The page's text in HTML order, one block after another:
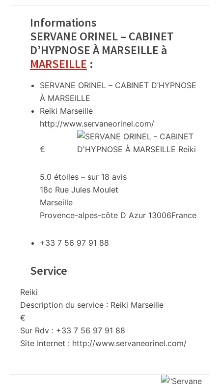
Informations
SERVANE ORINEL – CABINET
D’HYPNOSE À MARSEILLE à
MARSEILLE :
SERVANE ORINEL – CABINET D’HYPNOSE
À MARSEILLE
Reiki Marseille
http://www.servaneorinel.com/
€
5.0 étoiles – sur 18 avis
18c Rue Jules Moulet
Marseille
Provence-alpes-côte D Azur 13006France
+33 7 56 97 91 88
Service
Reiki
Description du service : Reiki Marseille
€
Sur Rdv : +33 7 56 97 91 88
Site Internet : http://www.servaneorinel.com/